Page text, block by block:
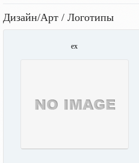
Дизайн/Арт / Логотипы
ex